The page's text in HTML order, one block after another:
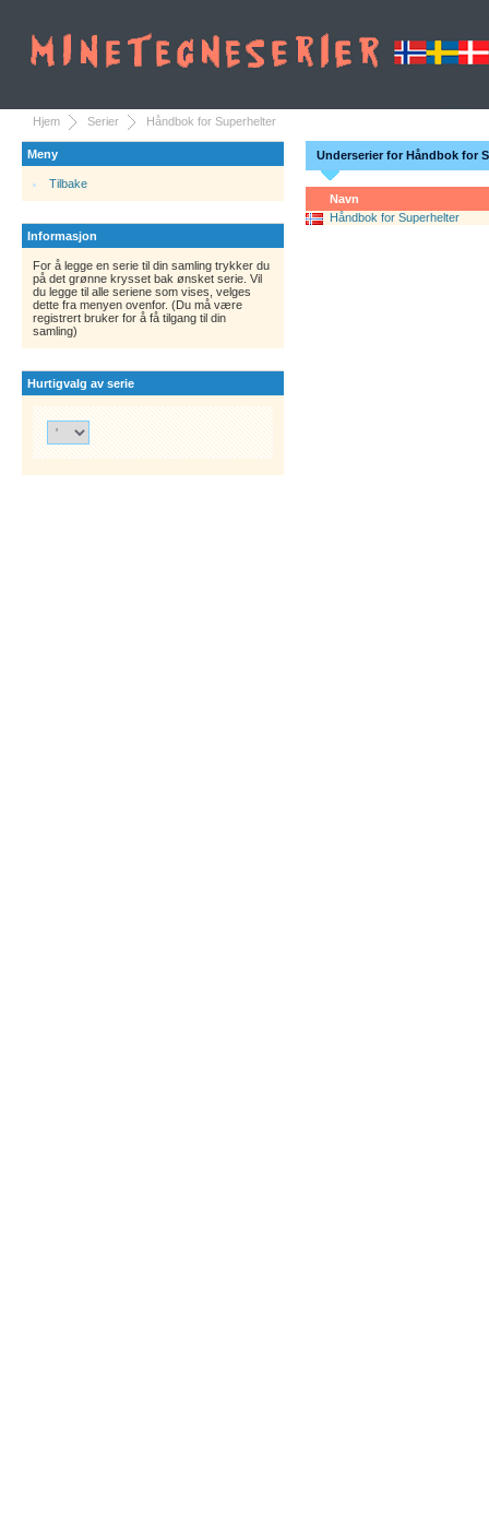
Hjem Serier Håndbok for Superhelter
Meny
Tilbake
Informasjon
For å legge en serie til din samling trykker du
på det grønne krysset bak ønsket serie. Vil
du legge til alle seriene som vises, velges
dette fra menyen ovenfor. (Du må være
registrert bruker for å få tilgang til din
samling)
Hurtigvalg av serie
Underserier for Håndbok for
Navn
Håndbok for Superhelter